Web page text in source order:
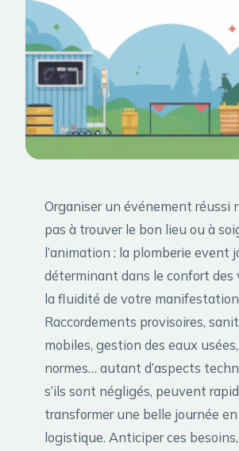
Organiser un événement réussi
pas à trouver le bon lieu ou à
l’animation : la plomberie event
déterminant dans le confort des
la fluidité de votre
Raccordements provisoires,
mobiles, gestion des eaux
normes… autant d’aspects
s’ils sont négligés, peuvent
transformer une belle journée
logistique. Anticiper ces